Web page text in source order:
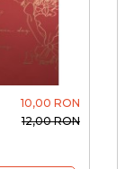
10,00 RON
12,00 RON